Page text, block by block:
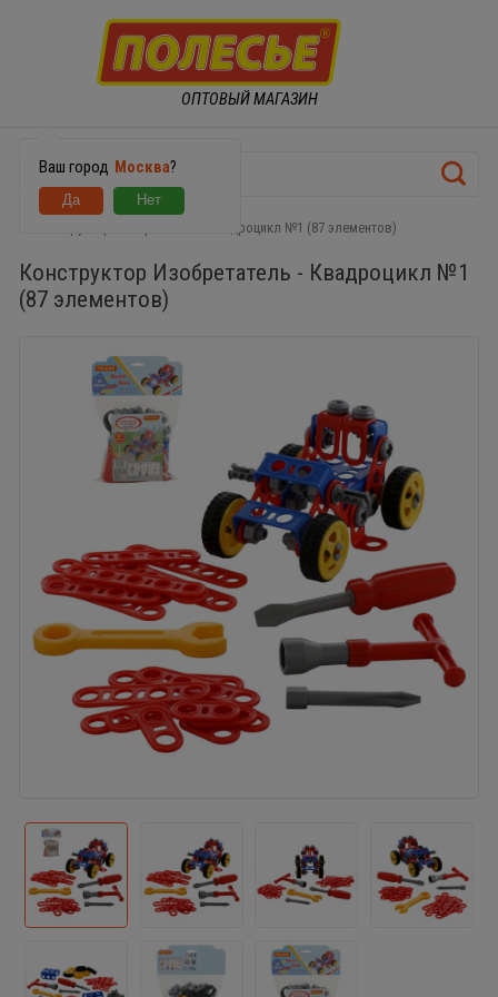
ОПТОВЫЙ МАГАЗИН
Ваш город Москва?
Конструктор Изобретатель - Квадроцикл №1 (87 элементов)
Конструктор Изобретатель - Квадроцикл №1
(87 элементов)